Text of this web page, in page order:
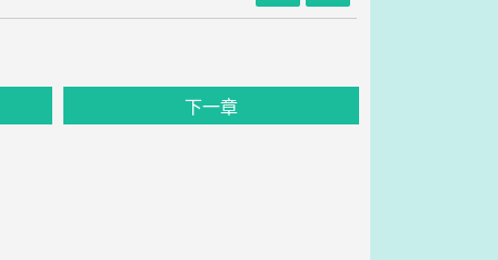
下一章